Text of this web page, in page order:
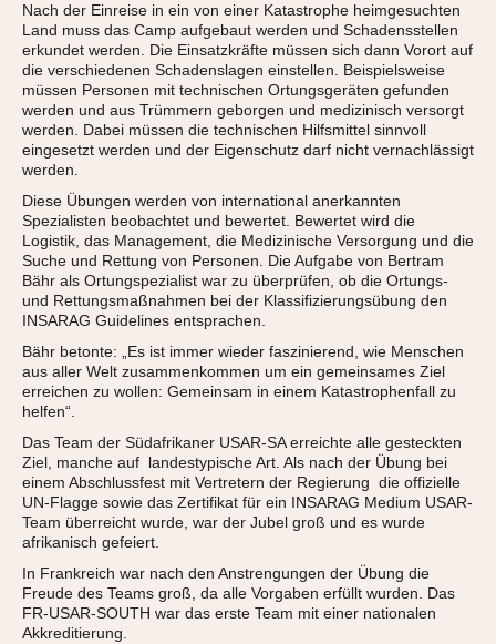
Nach der Einreise in ein von einer Katastrophe heimgesuchten
Land muss das Camp aufgebaut werden und Schadensstellen
erkundet werden. Die Einsatzkräfte müssen sich dann Vorort auf
die verschiedenen Schadenslagen einstellen. Beispielsweise
müssen Personen mit technischen Ortungsgeräten gefunden
werden und aus Trümmern geborgen und medizinisch versorgt
werden. Dabei müssen die technischen Hilfsmittel sinnvoll
eingesetzt werden und der Eigenschutz darf nicht vernachlässigt
werden.
Diese Übungen werden von international anerkannten
Spezialisten beobachtet und bewertet. Bewertet wird die
Logistik, das Management, die Medizinische Versorgung und die
Suche und Rettung von Personen. Die Aufgabe von Bertram
Bähr als Ortungspezialist war zu überprüfen, ob die Ortungs-
und Rettungsmaßnahmen bei der Klassifizierungsübung den
INSARAG Guidelines entsprachen.
Bähr betonte: „Es ist immer wieder faszinierend, wie Menschen
aus aller Welt zusammenkommen um ein gemeinsames Ziel
erreichen zu wollen: Gemeinsam in einem Katastrophenfall zu
helfen“.
Das Team der Südafrikaner USAR-SA erreichte alle gesteckten
Ziel, manche auf landestypische Art. Als nach der Übung bei
einem Abschlussfest mit Vertretern der Regierung die offizielle
UN-Flagge sowie das Zertifikat für ein INSARAG Medium USAR-
Team überreicht wurde, war der Jubel groß und es wurde
afrikanisch gefeiert.
In Frankreich war nach den Anstrengungen der Übung die
Freude des Teams groß, da alle Vorgaben erfüllt wurden. Das
FR-USAR-SOUTH war das erste Team mit einer nationalen
Akkreditierung.